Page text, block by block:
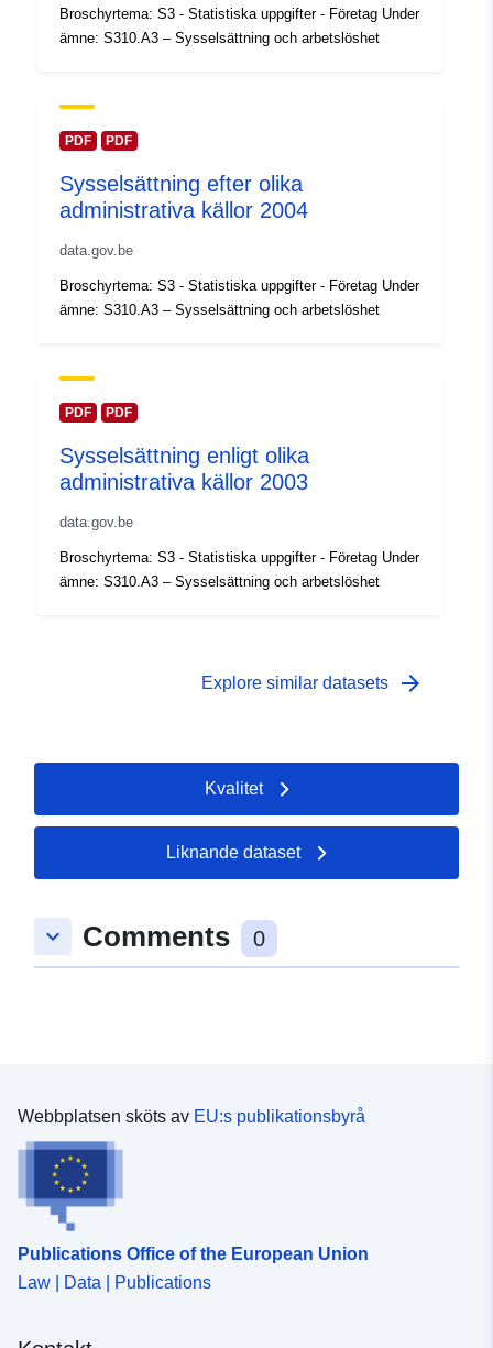
February 2024
Spatial:
[ 2.54, 49.49 ], [ 2.54, 51.51 ]
]
Identifierare: Q12922#ID
Tidsperiod:
Broschyrtema: S3 - Statistiska uppgifter - Företag Under
ämne: S310.A3 – Sysselsättning och arbetslöshet
PDF PDF
Sysselsättning efter olika
administrativa källor 2004
data.gov.be
Broschyrtema: S3 - Statistiska uppgifter - Företag Under
ämne: S310.A3 – Sysselsättning och arbetslöshet
PDF PDF
Sysselsättning enligt olika
administrativa källor 2003
data.gov.be
Broschyrtema: S3 - Statistiska uppgifter - Företag Under
ämne: S310.A3 – Sysselsättning och arbetslöshet
Explore similar datasets arrow_forward
Kvalitet
Liknande dataset
keyboard_arrow_down Comments 0
Webbplatsen sköts av EU:s publikationsbyrå
Publications Office of the European Union
Law | Data | Publications